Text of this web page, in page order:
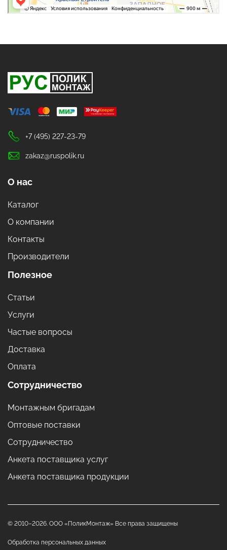
+7 (495) 227-23-79
zakaz@ruspolik.ru
О нас
Каталог
О компании
Контакты
Производители
Полезное
Статьи
Услуги
Частые вопросы
Доставка
Оплата
Сотрудничество
Монтажным бригадам
Оптовые поставки
Сотрудничество
Анкета поставщика услуг
Анкета поставщика продукции
© 2010–2026. ООО «ПоликМонтаж» Все права защищены
Обработка персональных данных